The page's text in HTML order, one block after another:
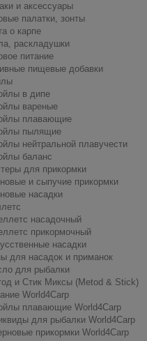
и аксессуары
палатки, зонты
о карпе
раскладушки
питание
пищевые добавки
в дипе
вареные
плавающие
пылящие
нейтральной плавучести
баланс
для прикормки
и сыпучие прикормки
насадки
насадочный
прикормочный
насадки
для насадок и приманок
для рыбалки
и Стик Миксы (Metod & Stick)
World4Carp
плавающие World4Carp
для рыбалки World4Carp
прикормки World4Carp